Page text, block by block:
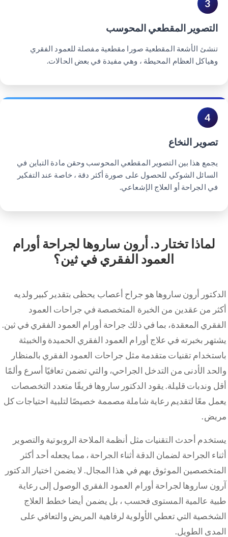
3
التصوير المقطعي المحوسب
تنشئ الأشعة المقطعية صورا مقطعية مفصلة للعمود الفقري
وهياكل العظام المحيطة ، وهي مفيدة في بعض الحالات.
4
تصوير النخاع
يجمع هذا بين التصوير المقطعي المحوسب وحقن مادة التباين في
السائل الشوكي للحصول على صورة أكثر دقة ، خاصة عند التفكير
في الجراحة أو العلاج الإشعاعي.
لماذا تختار د. أرون ساروها لجراحة أورام
العمود الفقري في ثين؟
الدكتور أرون ساروها هو جراح أعصاب يحظى بتقدير كبير ولديه
أكثر من عقدين من الخبرة المتخصصة في جراحات العمود
الفقري المعقدة، بما في ذلك جراحة أورام العمود الفقري في ثين.
يشتهر بخبرته في علاج أورام العمود الفقري الحميدة والخبيثة
باستخدام تقنيات متقدمة مثل جراحات العمود الفقري بالمنظار
والحد الأدنى من التدخل الجراحي، والتي تضمن تعافيًا أسرع وألمًا
أقل وندبات قليلة. يقود الدكتور ساروها فريقًا متعدد التخصصات
يعمل معًا لتقديم رعاية شاملة مصممة خصيصًا لتلبية احتياجات كل
مريض.
يستخدم أحدث التقنيات مثل أنظمة الملاحة الروبوتية والتصوير
أثناء الجراحة لضمان الدقة أثناء الجراحة ، مما يجعله أحد أكثر
المتخصصين الموثوق بهم في هذا المجال. لا يضمن اختيار الدكتور
آرون ساروها لجراحة أورام العمود الفقري الوصول إلى رعاية
طبية عالمية المستوى فحسب ، بل يضمن أيضا خطط العلاج
الشخصية التي تعطي الأولوية لرفاهية المريض والتعافي على
المدى الطويل.